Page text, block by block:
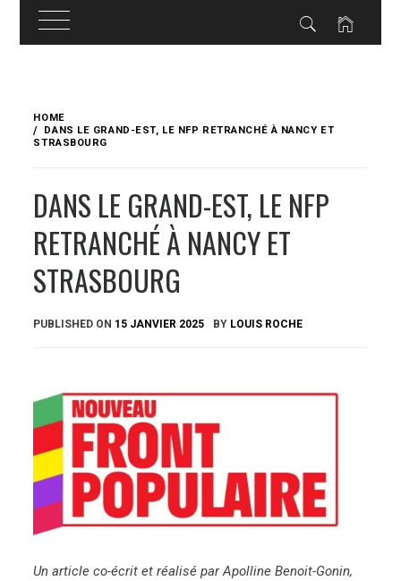
content
HOME
DANS LE GRAND-EST, LE NFP RETRANCHÉ À NANCY ET
STRASBOURG
DANS LE GRAND-EST, LE NFP
RETRANCHÉ À NANCY ET
STRASBOURG
PUBLISHED ON 15 JANVIER 2025 BY LOUIS ROCHE
Un article co-écrit et réalisé par Apolline Benoit-Gonin,